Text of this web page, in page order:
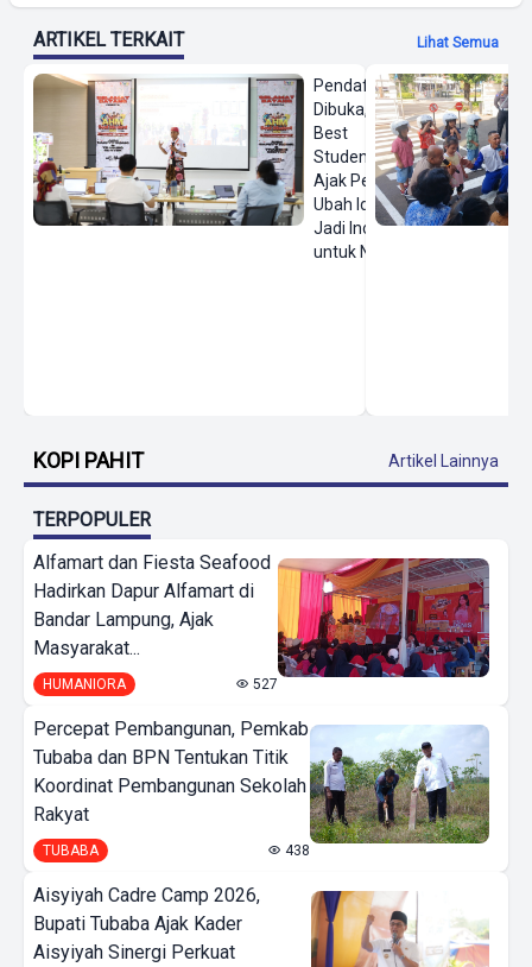
ARTIKEL TERKAIT Lihat Semua
Pendaftaran
Dibuka, AHM
Best
Student
Ajak Pelajar
Ubah Ide
Jadi Inovasi
untuk Negeri
KOPI PAHIT Artikel Lainnya
TERPOPULER
Alfamart dan Fiesta Seafood
Hadirkan Dapur Alfamart di
Bandar Lampung, Ajak
Masyarakat...
HUMANIORA 527
Percepat Pembangunan, Pemkab
Tubaba dan BPN Tentukan Titik
Koordinat Pembangunan Sekolah
Rakyat
TUBABA 438
Aisyiyah Cadre Camp 2026,
Bupati Tubaba Ajak Kader
Aisyiyah Sinergi Perkuat